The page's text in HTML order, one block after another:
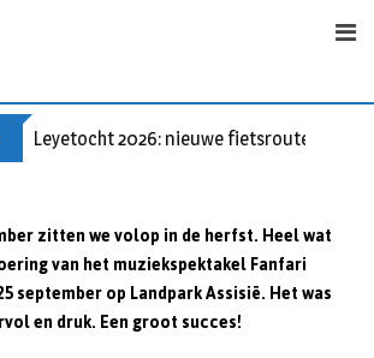
Leyetocht 2026: nieuwe fietsroutes
zitten we volop in de herfst. Heel wat
van het muziekspektakel Fanfari
september op Landpark Assisië. Het was
en druk. Een groot succes!